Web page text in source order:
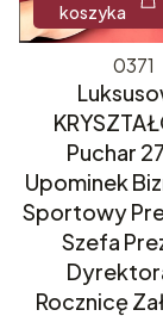
koszyka
0371
Puchar
Upominek
Sportowy
Szefa
Rocznicę